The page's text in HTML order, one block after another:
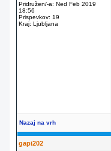
Pridružen/-a: Ned Feb 2019
18:56
Prispevkov: 19
Kraj: Ljubljana
Nazaj na vrh
gapi202